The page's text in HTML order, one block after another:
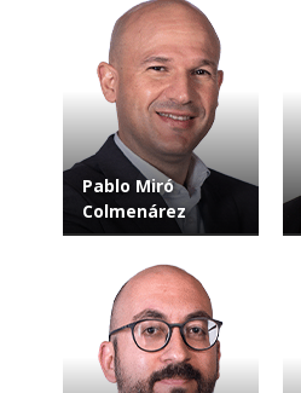
Pablo Miró
Colmenárez